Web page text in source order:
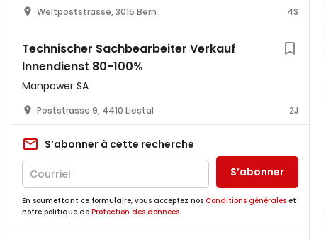
Weltpoststrasse, 3015 Bern 4S
Technischer Sachbearbeiter Verkauf
Innendienst 80-100%
Manpower SA
Poststrasse 9, 4410 Liestal 2J
S’abonner à cette recherche
S’abonner
En soumettant ce formulaire, vous acceptez nos Conditions générales et
notre politique de Protection des données.